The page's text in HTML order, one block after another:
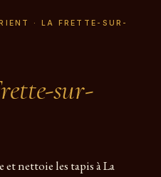
· LA FRETTE-SUR-
sur-
et nettoie les tapis à La